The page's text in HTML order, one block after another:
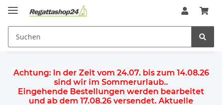
Achtung: In der Zeit vom 24.07. bis zum 14.08.26
sind wir im Sommerurlaub..
Eingehende Bestellungen werden bearbeitet
und ab dem 17.08.26 versendet. Aktuelle